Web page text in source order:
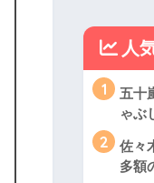
人
1
五十
ゃぶ
2
佐々
多額